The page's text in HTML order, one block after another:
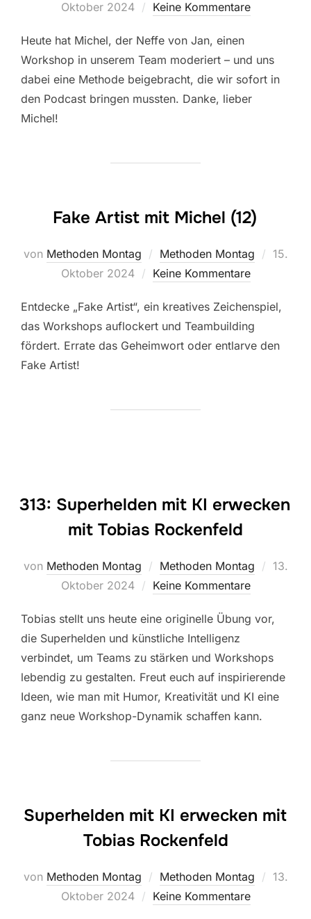
Oktober 2024 Keine Kommentare
Heute hat Michel, der Neffe von Jan, einen
Workshop in unserem Team moderiert – und uns
dabei eine Methode beigebracht, die wir sofort in
den Podcast bringen mussten. Danke, lieber
Michel!
Fake Artist mit Michel (12)
von Methoden Montag Methoden Montag
15.
Oktober 2024
Keine Kommentare
Entdecke „Fake Artist“, ein kreatives Zeichenspiel,
das Workshops auflockert und Teambuilding
fördert. Errate das Geheimwort oder entlarve den
Fake Artist!
313: Superhelden mit KI erwecken
mit Tobias Rockenfeld
von Methoden Montag Methoden Montag
13.
Oktober 2024
Keine Kommentare
Tobias stellt uns heute eine originelle Übung vor,
die Superhelden und künstliche Intelligenz
verbindet, um Teams zu stärken und Workshops
lebendig zu gestalten. Freut euch auf inspirierende
Ideen, wie man mit Humor, Kreativität und KI eine
ganz neue Workshop-Dynamik schaffen kann.
Superhelden mit KI erwecken mit
Tobias Rockenfeld
von Methoden Montag Methoden Montag
13.
Oktober 2024
Keine Kommentare